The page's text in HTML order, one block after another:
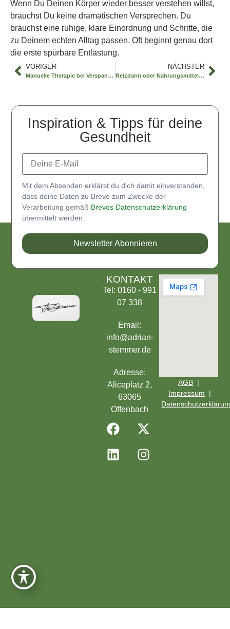
Wenn Du Deinen Körper wieder besser verstehen willst,
brauchst Du keine dramatischen Versprechen. Du
brauchst eine ruhige, klare Einordnung und Schritte, die
zu Deinem echten Alltag passen. Oft beginnt genau dort
die erste spürbare Entlastung.
VORIGER
Manuelle Therapie bei Verspannungen einsetzen
NÄCHSTER
Reizdarm oder Nahrungsmittelunverträglichkeit?
Inspiration & Tipps für deine
Gesundheit
Mit dem Absenden erklärst du dich damit einverstanden,
dass deine Daten zu Brevo zum Zwecke der
Verarbeitung gemäß Brevos Datenschutzerklärung
übermittelt werden.
Newsletter Abonnieren
KONTAKT
Tel: 0160 - 991
07 338
Email:
info@adrian-
stemmer.de
Adresse:
Aliceplatz 2,
63065
Offenbach
AGB |
Impressum |